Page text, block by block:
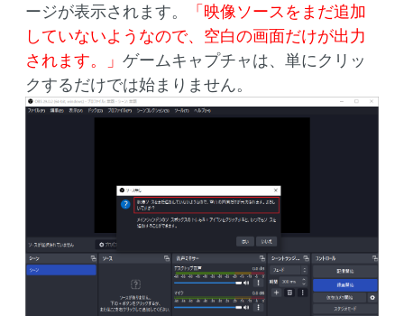
ージが表示されます。
「映像ソースをまだ追加
していないようなので、空白の画面だけが出力
されます。」 ゲームキャプチャは、単にクリッ
クするだけでは始まりません。